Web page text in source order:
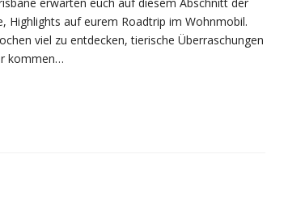
auf eurem Roadtrip im Wohnmobil.
viel zu entdecken, tierische Überraschungen
kommen…